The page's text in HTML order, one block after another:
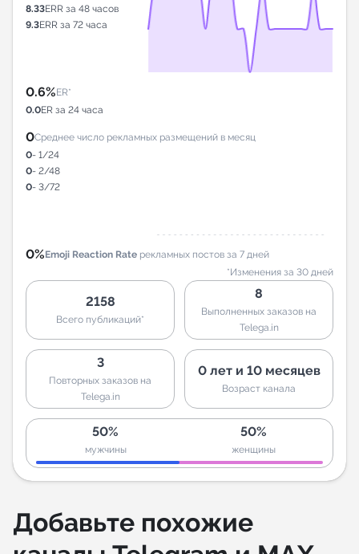
8.33ERR за 48 часов
9.3ERR за 72 часа
0.6%ER*
0.0ER за 24 часа
0Среднее число рекламных размещений в месяц
0- 1/24
0- 2/48
0- 3/72
0%Emoji Reaction Rate рекламных постов за 7 дней
*Изменения за 30 дней
2158
Всего публикаций*
8
Выполненных заказов на
Telega.in
3
Повторных заказов на
Telega.in
0 лет и 10 месяцев
Возраст канала
50%
мужчины
50%
женщины
Добавьте похожие